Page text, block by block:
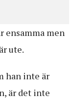
ensamma men
ute.
han inte är
är det inte